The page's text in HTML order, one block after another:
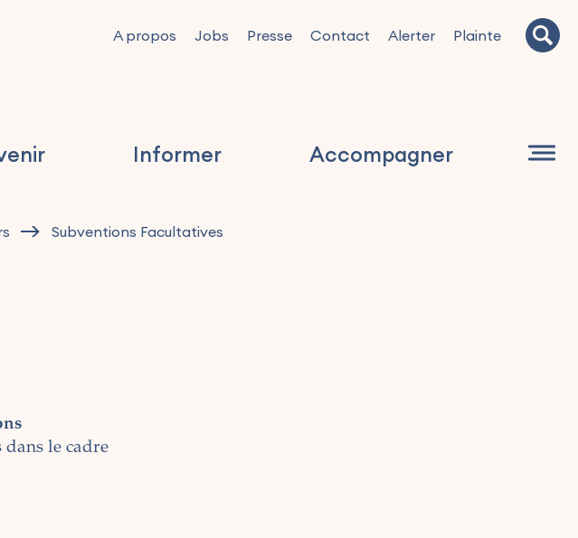
A propos Jobs Presse Contact Alerter Plainte
Informer Accompagner
Subventions Facultatives
le cadre